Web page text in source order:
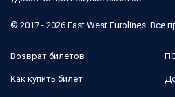
© 2017 - 2026 East West Eurolines. Все
Возврат билетов
Как купить билет